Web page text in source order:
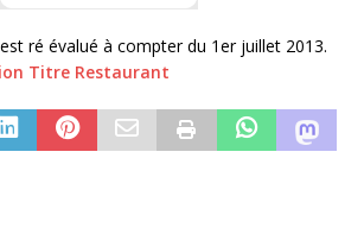
ré évalué à compter du 1er juillet 2013.
Titre Restaurant